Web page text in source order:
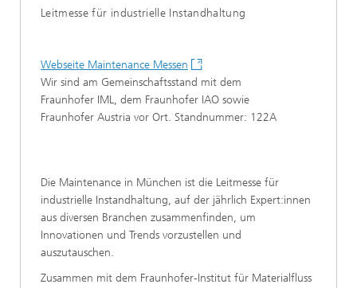
Leitmesse für industrielle Instandhaltung
Webseite Maintenance Messen
Wir sind am Gemeinschaftsstand mit dem
Fraunhofer IML, dem Fraunhofer IAO sowie
Fraunhofer Austria vor Ort. Standnummer: 122A
Die Maintenance in München ist die Leitmesse für
industrielle Instandhaltung, auf der jährlich Expert:innen
aus diversen Branchen zusammenfinden, um
Innovationen und Trends vorzustellen und
auszutauschen.
Zusammen mit dem Fraunhofer-Institut für Materialfluss